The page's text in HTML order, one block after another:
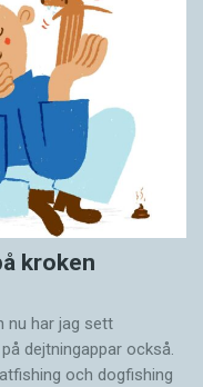
kroken
nu har jag sett
dejtningappar också.
och dogfishing